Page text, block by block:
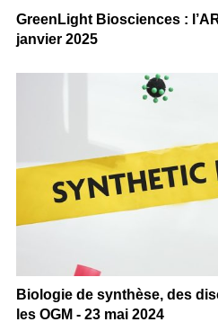
GreenLight Biosciences :
janvier 2025
Biologie de synthèse, des
les OGM - 23 mai 2024